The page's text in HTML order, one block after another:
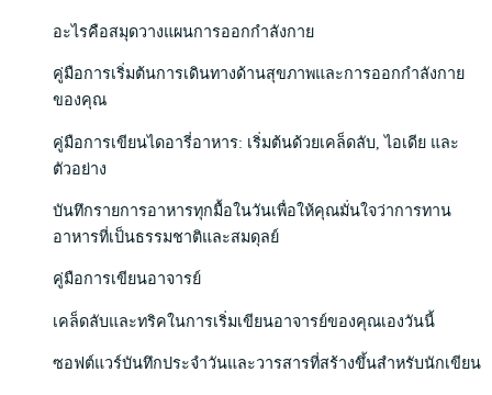
อะไรคือสมุดวางแผนการออกกำลังกาย
คู่มือการเริ่มต้นการเดินทางด้านสุขภาพและการออกกำลังกาย
ของคุณ
คู่มือการเขียนไดอารี่อาหาร: เริ่มต้นด้วยเคล็ดลับ, ไอเดีย และ
ตัวอย่าง
บันทึกรายการอาหารทุกมื้อในวันเพื่อให้คุณมั่นใจว่าการทาน
อาหารที่เป็นธรรมชาติและสมดุลย์
คู่มือการเขียนอาจารย์
เคล็ดลับและทริคในการเริ่มเขียนอาจารย์ของคุณเองวันนี้
ซอฟต์แวร์บันทึกประจำวันและวารสารที่สร้างขึ้นสำหรับนักเขียน